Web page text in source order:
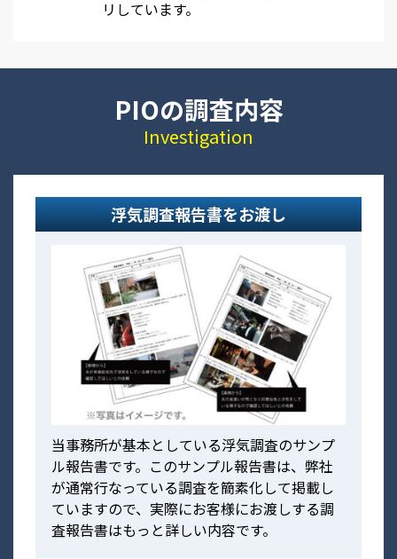
リしています。
PIOの調査内容
Investigation
浮気調査報告書をお渡し
当事務所が基本としている浮気調査のサンプ
ル報告書です。このサンプル報告書は、弊社
が通常行なっている調査を簡素化して掲載し
ていますので、実際にお客様にお渡しする調
査報告書はもっと詳しい内容です。